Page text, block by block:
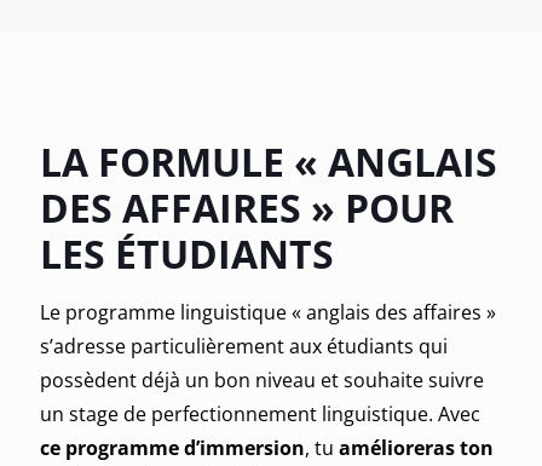
LA FORMULE « ANGLAIS
DES AFFAIRES » POUR
LES ÉTUDIANTS
Le programme linguistique « anglais des affaires »
s’adresse particulièrement aux étudiants qui
possèdent déjà un bon niveau etsouhaite suivre
un stage de perfectionnement linguistique. Avec
ce programme d’immersion, tu amélioreras ton